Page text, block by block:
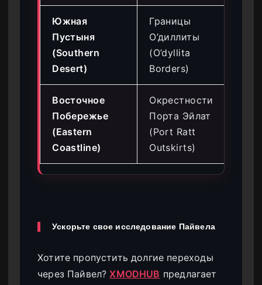
Южная
Пустыня
(Southern
Desert)
Границы
О’диллиты
(O’dyllita
Borders)
Восточное
Побережье
(Eastern
Coastline)
Окрестности
Порта Эйлат
(Port Ratt
Outskirts)
Ускорьте свое исследование Пайвела
Хотите пропустить долгие переходы
через Пайвел?XMODHUB предлагает